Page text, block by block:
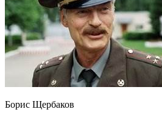
Борис Щербаков